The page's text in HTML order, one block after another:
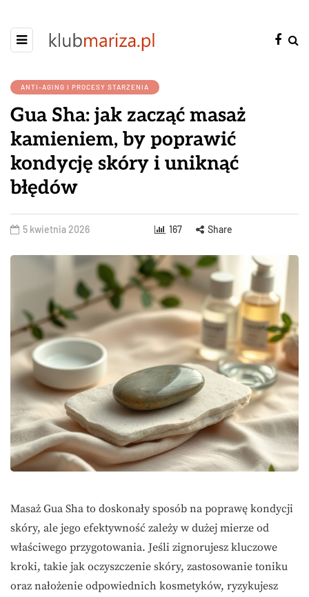
ANTI-AGING I PROCESY STARZENIA
Gua Sha: jak zacząć masaż
kamieniem, by poprawić
kondycję skóry i uniknąć
błędów
5 kwietnia 2026 167 Share
Masaż Gua Sha to doskonały sposób na poprawę kondycji
skóry, ale jego efektywność zależy w dużej mierze od
właściwego przygotowania. Jeśli zignorujesz kluczowe
kroki, takie jak oczyszczenie skóry, zastosowanie toniku
oraz nałożenie odpowiednich kosmetyków, ryzykujesz